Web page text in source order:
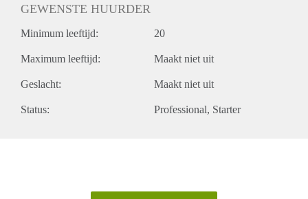
GEWENSTE HUURDER
Minimum leeftijd: 20
Maximum leeftijd: Maakt niet uit
Geslacht: Maakt niet uit
Status: Professional Starter